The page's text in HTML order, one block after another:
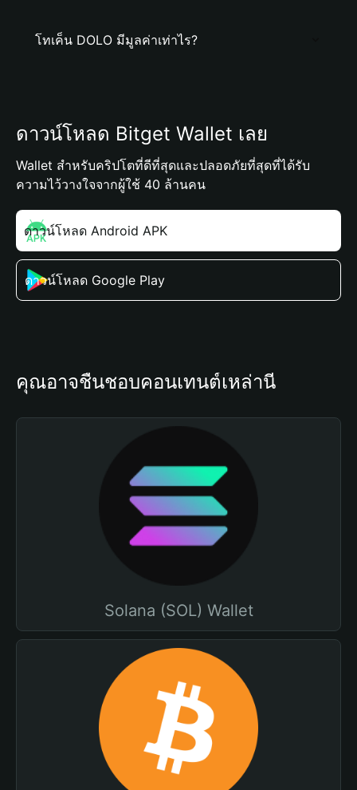
โทเค็น DOLO มีมูลค่าเท่าไร?
ดาวน์โหลด Bitget Wallet เลย
Wallet สำหรับคริปโตที่ดีที่สุดและปลอดภัยที่สุดที่ได้รับ
ความไว้วางใจจากผู้ใช้ 40 ล้านคน
ดาวน์โหลด Android APK
ดาวน์โหลด Google Play
คุณอาจชื่นชอบคอนเทนต์เหล่านี้
Solana (SOL) Wallet